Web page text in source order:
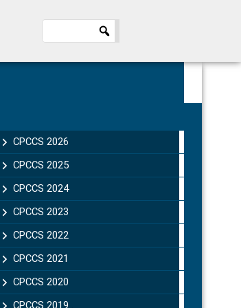
Sidebar
CPCCS 2026
CPCCS 2025
CPCCS 2024
CPCCS 2023
CPCCS 2022
CPCCS 2021
CPCCS 2020
CPCCS 2019 .